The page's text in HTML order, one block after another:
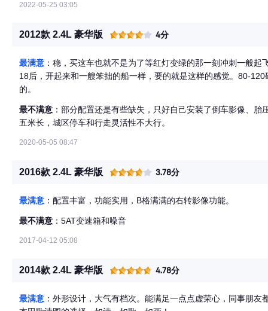
2022-05-25 03:05
2012款 2.4L 豪华版 4分
最满意 ：稳，买这车也就不是为了等红灯变绿的那一刻冲刺一般
18后，开起来和一艘笨拙的船一样，要的就是这样的感觉。80-
的。
最不满意 ：部分配置还是有些缺失，只好自己安装了倒车影像、
五米长，城区停车和行走灵活性不大行。
2020-05-05 08:47
2016款 2.4L 豪华版 3.78分
最满意 ：配置丰富，功能实用，B格满满的右转影像功能。
最不满意 ：5AT变速箱和噪音
2017-04-12 05:08
2014款 2.4L 豪华版 4.78分
最满意 ：外形设计，大气有档次。能满足一点点虚荣心，同事朋